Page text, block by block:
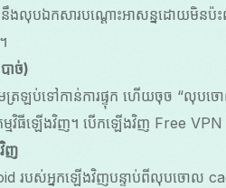
ងលុបឯកសារបណ្តោះអាសន្នដោយមិន
ាច់)
មត្រឡប់ទៅកាន់ការផ្ទុក ហើយចុច “លុប
មវិធីឡើងវិញ។ បើកឡើងវិញ Free
ញ
របស់អ្នកឡើងវិញបន្ទាប់ពីលុបចោល